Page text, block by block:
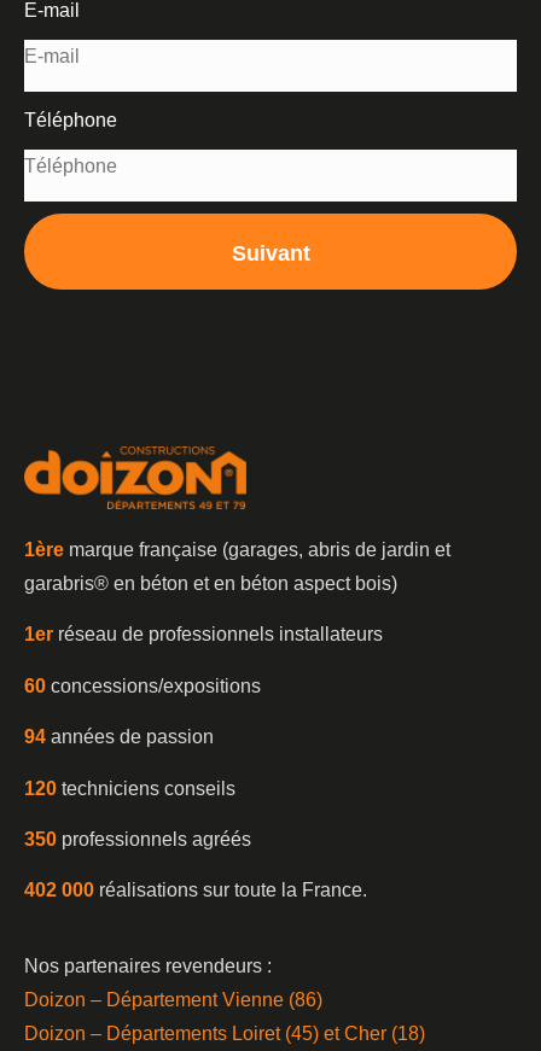
E-mail
Téléphone
Suivant
1ère marque française (garages, abris de jardin et
garabris®️ en béton et en béton aspect bois)
1er réseau de professionnels installateurs
60 concessions/expositions
94 années de passion
120 techniciens conseils
350 professionnels agréés
402 000 réalisations sur toute la France.
Nos partenaires revendeurs :
Doizon – Département Vienne (86)
Doizon – Départements Loiret (45) et Cher (18)